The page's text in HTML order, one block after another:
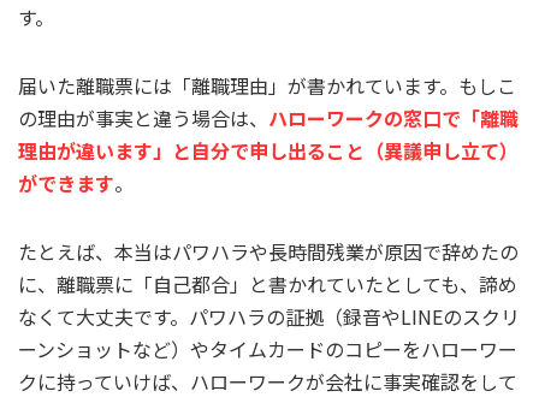
す。
届いた離職票には「離職理由」が書かれています。もしこ
の理由が事実と違う場合は、 ハローワークの窓口で「離職
理由が違います」と自分で申し出ること（異議申し立て）
ができます。
たとえば、本当はパワハラや長時間残業が原因で辞めたの
に、離職票に「自己都合」と書かれていたとしても、諦め
なくて大丈夫です。パワハラの証拠（録音やLINEのスクリ
ーンショットなど）やタイムカードのコピーをハローワー
クに持っていけば、ハローワークが会社に事実確認をして